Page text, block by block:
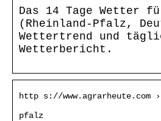
Das 14 Tage Wetter
(Rheinland-Pfalz,
Wettertrend und
Wetterbericht.
http s://www.agrarheute.com
pfalz